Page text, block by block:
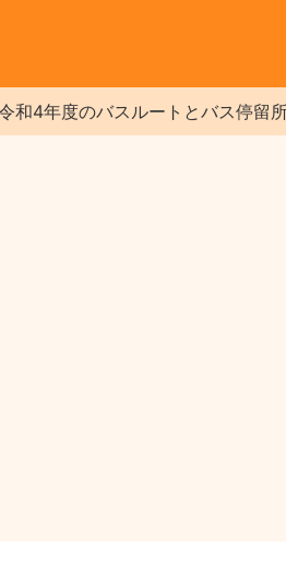
4年度のバスルートとバス停留